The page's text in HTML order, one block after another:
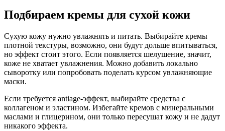
Подбираем кремы для сухой кожи
Сухую кожу нужно увлажнять и питать. Выбирайте кремы
плотной текстуры, возможно, они будут дольше впитываться,
но эффект стоит этого. Если появляется шелушение, значит,
коже не хватает увлажнения. Можно добавить локально
сыворотку или попробовать поделать курсом увлажняющие
маски.
Если требуется antiage-эффект, выбирайте средства с
коллагеном и эластином. Избегайте кремов с минеральными
маслами и глицерином, они только пересушат кожу и не дадут
никакого эффекта.